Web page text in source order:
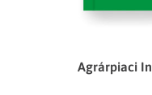
Agrárpiaci